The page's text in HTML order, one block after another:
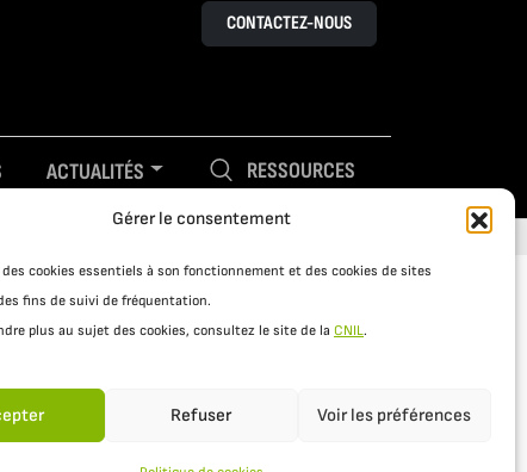
Gérer le consentement
cookies essentiels à son fonctionnement et des cookies de sites
fins de suivi de fréquentation.
plus au sujet des cookies, consultez le site de la CNIL.
Refuser Voir les préférences
CONTACTEZ-NOUS
ACTUALITÉS RESSOURCES